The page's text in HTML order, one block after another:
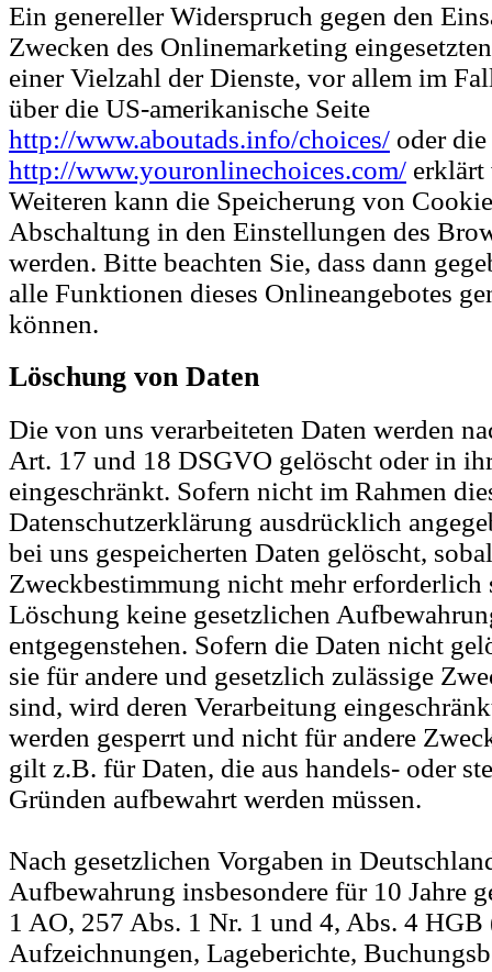
Ein genereller Widerspruch gegen den
Zwecken des Onlinemarketing
einer Vielzahl der Dienste, vor allem im
über die US-amerikanische Seite
http://www.aboutads.info/choices/ oder
http://www.youronlinechoices.com/ erklärt
Weiteren kann die Speicherung von
Abschaltung in den Einstellungen des
werden. Bitte beachten Sie, dass dann
alle Funktionen dieses Onlineangebotes
können.
Löschung von Daten
Die von uns verarbeiteten Daten werden
Art. 17 und 18 DSGVO gelöscht oder in
eingeschränkt. Sofern nicht im Rahmen
Datenschutzerklärung ausdrücklich
bei uns gespeicherten Daten gelöscht,
Zweckbestimmung nicht mehr erforderlich
Löschung keine gesetzlichen
entgegenstehen. Sofern die Daten nicht
sie für andere und gesetzlich zulässige
sind, wird deren Verarbeitung
werden gesperrt und nicht für andere
gilt z.B. für Daten, die aus handels- oder
Gründen aufbewahrt werden müssen.
Nach gesetzlichen Vorgaben in
Aufbewahrung insbesondere für 10 Jahre
1 AO, 257 Abs. 1 Nr. 1 und 4, Abs. 4 HGB
Aufzeichnungen, Lageberichte,